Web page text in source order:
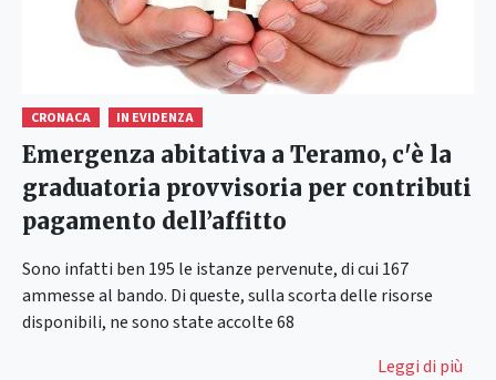
CRONACA IN EVIDENZA
Emergenza abitativa a Teramo, c'è la
graduatoria provvisoria per contributi
pagamento dell’affitto
Sono infatti ben 195 le istanze pervenute, di cui 167
ammesse al bando. Di queste, sulla scorta delle risorse
disponibili, ne sono state accolte 68
Leggi di più